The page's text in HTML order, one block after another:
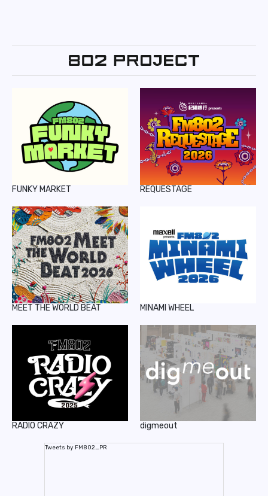
FUNKY MARKET REQUESTAGE
MEET THE WORLD BEAT MINAMI WHEEL
RADIO CRAZY digmeout
Tweets by FM802_PR